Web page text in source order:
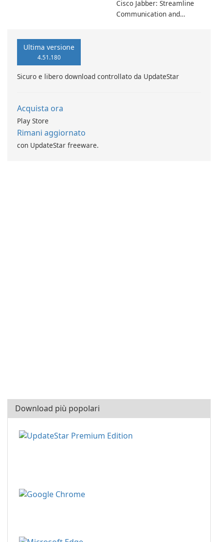
Cisco Jabber: Streamline
Communication and
communication and
Ultima versione
4.51.180
Sicuro e libero download controllato da UpdateStar
Acquista ora
Play Store
Rimani aggiornato
con UpdateStar freeware.
Download più popolari